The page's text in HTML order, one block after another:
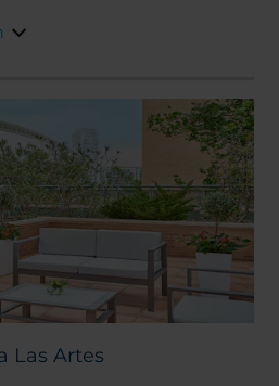
de las Artes,
Las Artes